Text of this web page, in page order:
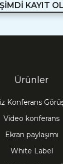
ŞİMDİ KAYIT OL
Ürünler
Konferans
Video konferans
Ekran paylaşımı
White Label